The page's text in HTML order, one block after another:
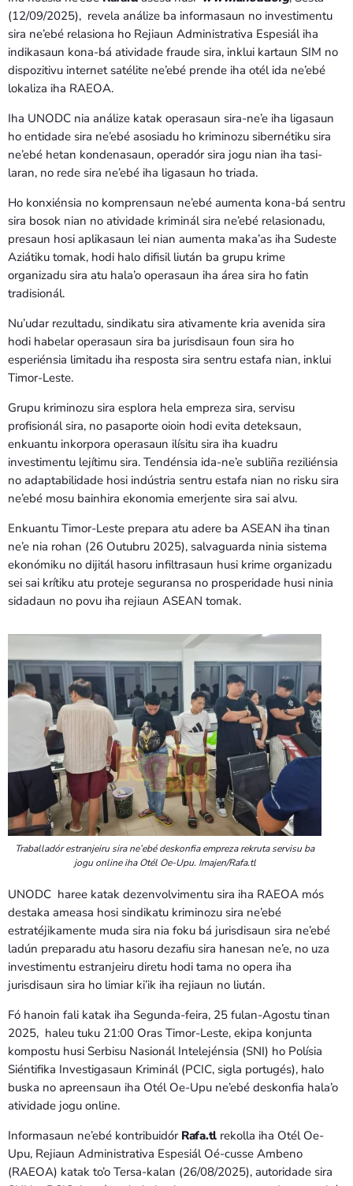
(12/09/2025), revela análize ba informasaun no investimentu
sira ne’ebé relasiona ho Rejiaun Administrativa Espesiál iha
indikasaun kona-bá atividade fraude sira, inklui kartaun SIM no
dispozitivu internet satélite ne’ebé prende iha otél ida ne’ebé
lokaliza iha RAEOA.
Iha UNODC nia análize katak operasaun sira-ne’e iha ligasaun
ho entidade sira ne’ebé asosiadu ho kriminozu sibernétiku sira
ne’ebé hetan kondenasaun, operadór sira jogu nian iha tasi-
laran, no rede sira ne’ebé iha ligasaun ho triada.
Ho konxiénsia no komprensaun ne’ebé aumenta kona-bá sentru
sira bosok nian no atividade kriminál sira ne’ebé relasionadu,
presaun hosi aplikasaun lei nian aumenta maka’as iha Sudeste
Aziátiku tomak, hodi halo difisil liután ba grupu krime
organizadu sira atu hala’o operasaun iha área sira ho fatin
tradisionál.
Nu’udar rezultadu, sindikatu sira ativamente kria avenida sira
hodi habelar operasaun sira ba jurisdisaun foun sira ho
esperiénsia limitadu iha resposta sira sentru estafa nian, inklui
Timor-Leste.
Grupu kriminozu sira esplora hela empreza sira, servisu
profisionál sira, no pasaporte oioin hodi evita deteksaun,
enkuantu inkorpora operasaun ilísitu sira iha kuadru
investimentu lejítimu sira. Tendénsia ida-ne’e subliña reziliénsia
no adaptabilidade hosi indústria sentru estafa nian no risku sira
ne’ebé mosu bainhira ekonomia emerjente sira sai alvu.
Enkuantu Timor-Leste prepara atu adere ba ASEAN iha tinan
ne’e nia rohan (26 Outubru 2025), salvaguarda ninia sistema
ekonómiku no dijitál hasoru infiltrasaun husi krime organizadu
sei sai krítiku atu proteje seguransa no prosperidade husi ninia
sidadaun no povu iha rejiaun ASEAN tomak.
Traballadór estranjeiru sira ne’ebé deskonfia empreza rekruta servisu ba
jogu online iha Otél Oe-Upu. Imajen/Rafa.tl
UNODC haree katak dezenvolvimentu sira iha RAEOA mós
destaka ameasa hosi sindikatu kriminozu sira ne’ebé
estratéjikamente muda sira nia foku bá jurisdisaun sira ne’ebé
ladún preparadu atu hasoru dezafiu sira hanesan ne’e, no uza
investimentu estranjeiru diretu hodi tama no opera iha
jurisdisaun sira ho limiar ki’ik iha rejiaun no liután.
Fó hanoin fali katak iha Segunda-feira, 25 fulan-Agostu tinan
2025, haleu tuku 21:00 Oras Timor-Leste, ekipa konjunta
kompostu husi Serbisu Nasionál Intelejénsia (SNI) ho Polísia
Siéntifika Investigasaun Kriminál (PCIC, sigla portugés), halo
buska no apreensaun iha Otél Oe-Upu ne’ebé deskonfia hala’o
atividade jogu online.
Informasaun ne’ebé kontribuidór Rafa.tlrekolla iha Otél Oe-
Upu, Rejiaun Administrativa Espesiál Oé-cusse Ambeno
(RAEOA) katak to’o Tersa-kalan (26/08/2025), autoridade sira